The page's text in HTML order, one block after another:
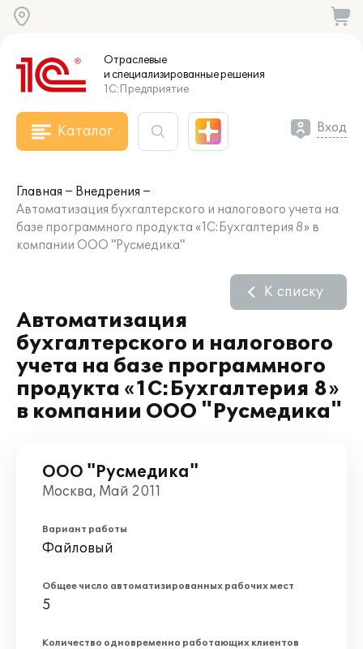
Отраслевые
и специализированныерешения
1С:Предприятие
Каталог Вход
Главная
Внедрения
Автоматизация бухгалтерского и налогового учета на
базе программного продукта «1C:Бухгалтерия 8» в
компании ООО "Русмедика"
Автоматизация
бухгалтерского и налогового
учета на базе программного
продукта «1C:Бухгалтерия 8»
в компании ООО "Русмедика"
К списку
ООО "Русмедика"
Москва, Май 2011
Вариант работы
Файловый
Общее число автоматизированных рабочих мест
5
Количество одновременно работающих клиентов